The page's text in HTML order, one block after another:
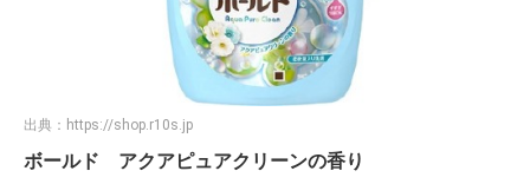
出典： https://shop.r10s.jp
ボールド アクアピュアクリーンの香り